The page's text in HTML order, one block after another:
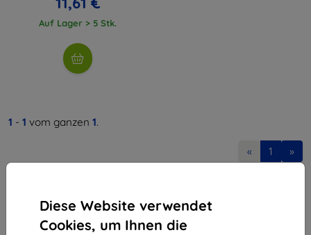
Diese Website verwendet
Cookies, um Ihnen die
Auf Lager > 5 Stk.
1 - 1 vom ganzen 1.
« 1 »